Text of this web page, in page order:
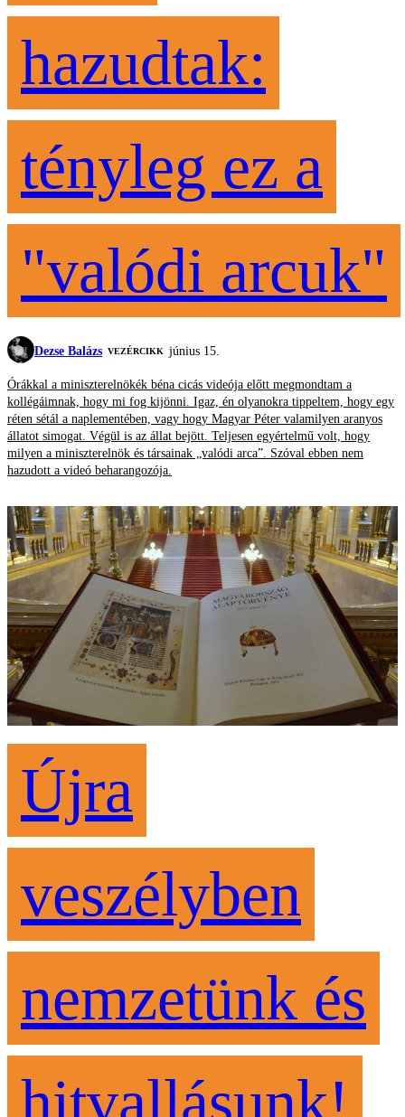
hazudtak:
tényleg ez a
"valódi arcuk"
Dezse Balázs VEZÉRCIKK június 15.
Órákkal a miniszterelnökék béna cicás videója előtt megmondtam a
kollégáimnak, hogy mi fog kijönni. Igaz, én olyanokra tippeltem, hogy egy
réten sétál a naplementében, vagy hogy Magyar Péter valamilyen aranyos
állatot simogat. Végül is az állat bejött. Teljesen egyértelmű volt, hogy
milyen a miniszterelnök és társainak „valódi arca”. Szóval ebben nem
hazudott a videó beharangozója.
Újra
veszélyben
nemzetünk és
hitvallásunk!